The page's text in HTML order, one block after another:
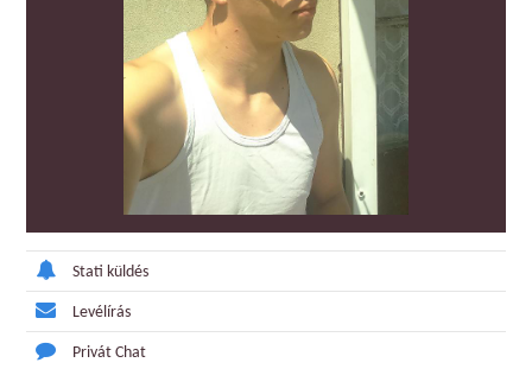
Stati küldés
Levélírás
Privát Chat